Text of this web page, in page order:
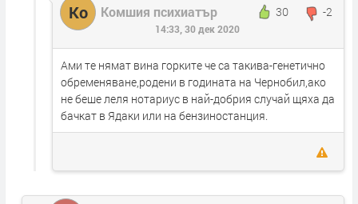
Ко Комшия психиатър 30 -2
14:33, 30 дек 2020
Ами те нямат вина горките че са такива-генетично
обременяване,родени в годината на Чернобил,ако
не беше леля нотариус в най-добрия случай щяха да
бачкат в Ядаки или на бензиностанция.